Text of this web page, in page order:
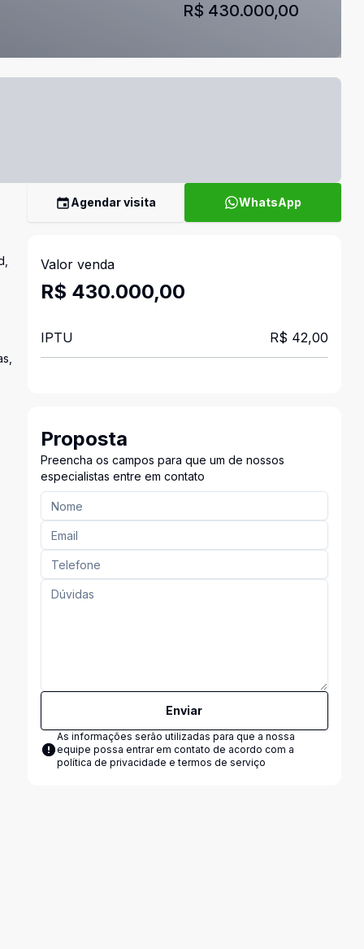
R$ 430.000,00
Agendar visita WhatsApp
Valor venda
R$ 430.000,00
IPTU R$ 42,00
Proposta
Preencha os campos para que um de nossos
especialistas entre em contato
Enviar
As informações serão utilizadas para que a nossa
equipe possa entrar em contato de acordo com a
política de privacidade e termos de serviço